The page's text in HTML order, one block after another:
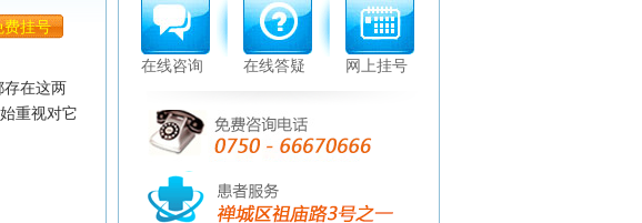
费挂号
在这两
重视对它
在线咨询 在线答疑 网上挂号